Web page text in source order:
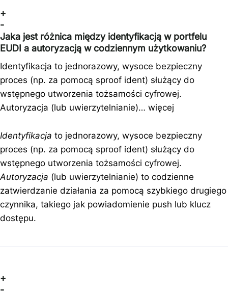
+
-
Jaka jest różnica między identyfikacją w portfelu
EUDI a autoryzacją w codziennym użytkowaniu?
Identyfikacja to jednorazowy, wysoce bezpieczny
proces (np. za pomocą sproof ident) służący do
wstępnego utworzenia tożsamości cyfrowej.
Autoryzacja (lub uwierzytelnianie)… więcej
Identyfikacja to jednorazowy, wysoce bezpieczny
proces (np. za pomocą sproof ident) służący do
wstępnego utworzenia tożsamości cyfrowej.
Autoryzacja (lub uwierzytelnianie) to codzienne
zatwierdzanie działania za pomocą szybkiego drugiego
czynnika, takiego jak powiadomienie push lub klucz
dostępu.
+
-